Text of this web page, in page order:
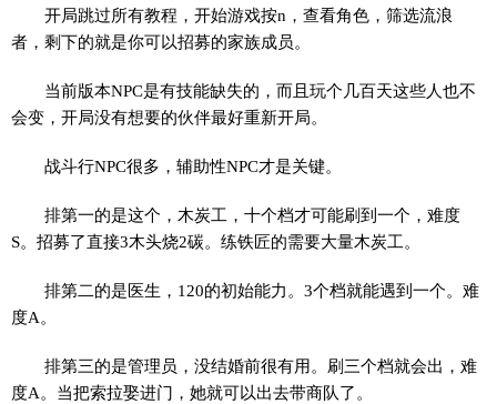
开局跳过所有教程，开始游戏按n，查看角色，筛选流浪
者，剩下的就是你可以招募的家族成员。
当前版本NPC是有技能缺失的，而且玩个几百天这些人也不
会变，开局没有想要的伙伴最好重新开局。
战斗行NPC很多，辅助性NPC才是关键。
排第一的是这个，木炭工，十个档才可能刷到一个，难度
S。招募了直接3木头烧2碳。练铁匠的需要大量木炭工。
排第二的是医生，120的初始能力。3个档就能遇到一个。难
度A。
排第三的是管理员，没结婚前很有用。刷三个档就会出，难
度A。当把索拉娶进门，她就可以出去带商队了。